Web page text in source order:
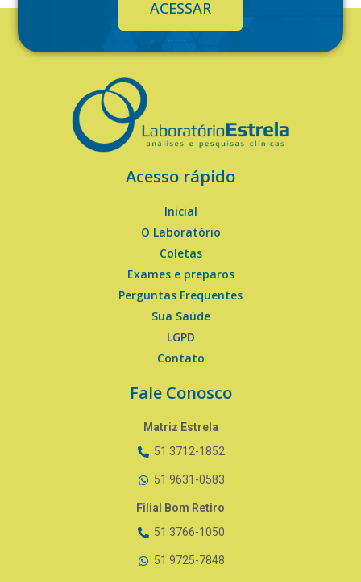
ACESSAR
Acesso rápido
Inicial
O Laboratório
Coletas
Exames e preparos
Perguntas Frequentes
Sua Saúde
LGPD
Contato
Fale Conosco
Matriz Estrela
51 3712-1852
51 9631-0583
Filial Bom Retiro
51 3766-1050
51 9725-7848